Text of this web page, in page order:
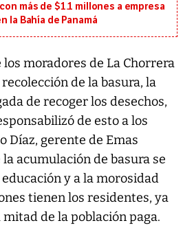
más de $1.1 millones a empresa
la Bahía de Panamá
moradores de La Chorrera
de la basura, la
de recoger los desechos,
de esto a los
Díaz, gerente de Emas
acumulación de basura se
y a la morosidad
tienen los residentes, ya
de la población paga.